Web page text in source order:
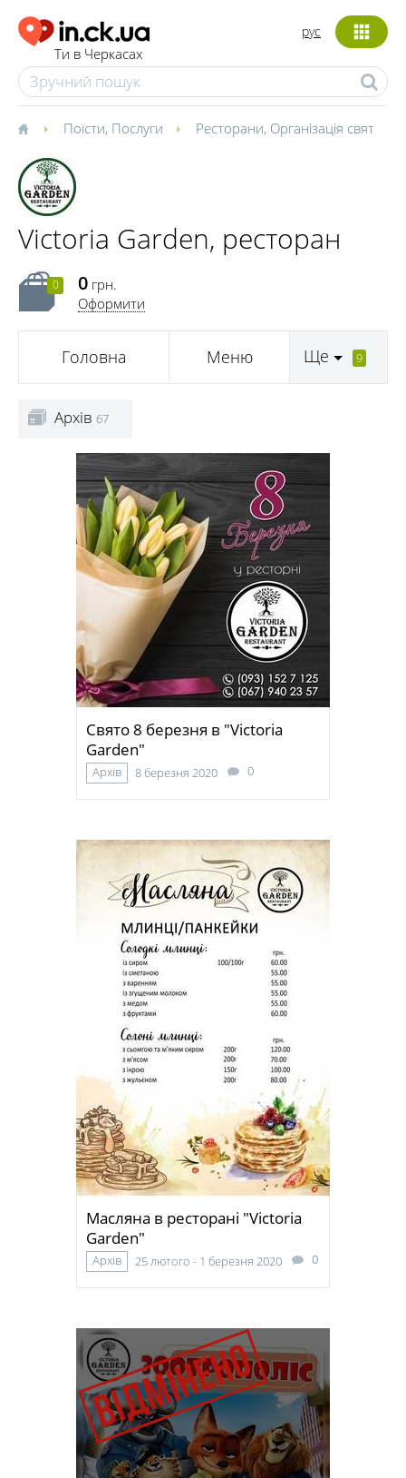
Ти в Черкасах
рус
Поїсти, Послуги Ресторани, Організація свят
Victoria Garden, ресторан
0 0 грн.
Оформити
Головна Меню Ще 9
Архів 67
Свято 8 березня в "Victoria
Garden"
Архів 8 березня 2020 0
Масляна в ресторані "Victoria
Garden"
Архів 25 лютого - 1 березня 2020 0